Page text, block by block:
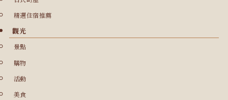
精選住宿推薦
觀光
景點
購物
活動
美食